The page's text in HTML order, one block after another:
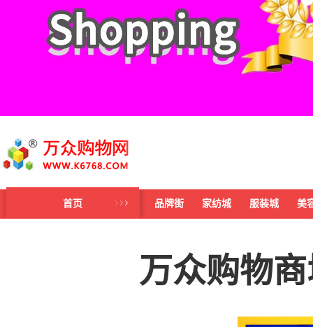
首页 品牌街 家纺城 服装城 美
万众购物